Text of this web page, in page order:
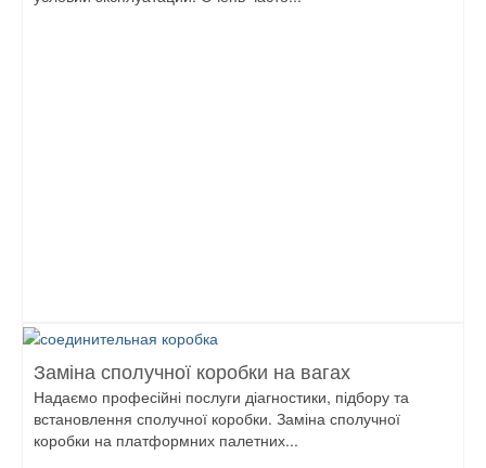
Заміна сполучної коробки на вагах
Надаємо професійні послуги діагностики, підбору та
встановлення сполучної коробки. Заміна сполучної
коробки на платформних палетних...